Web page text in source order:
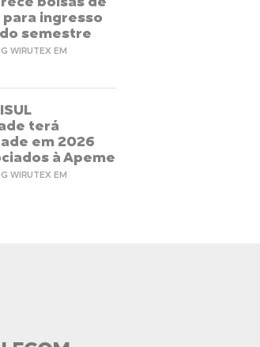
para ingresso
semestre
WIRUTEX EM
terá
em 2026
à Apeme
WIRUTEX EM